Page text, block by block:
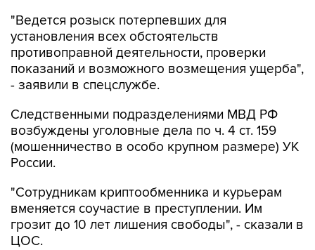
"Ведется розыск потерпевших для
установления всех обстоятельств
противоправной деятельности, проверки
показаний и возможного возмещения ущерба",
- заявили в спецслужбе.
Следственными подразделениями МВД РФ
возбуждены уголовные дела по ч. 4 ст. 159
(мошенничество в особо крупном размере) УК
России.
"Сотрудникам криптообменника и курьерам
вменяется соучастие в преступлении. Им
грозит до 10 лет лишения свободы", - сказали в
ЦОС.